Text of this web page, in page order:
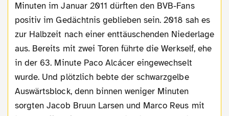
Minuten im Januar 2011 dürften den BVB-Fans
positiv im Gedächtnis geblieben sein. 2018 sah es
zur Halbzeit nach einer enttäuschenden Niederlage
aus. Bereits mit zwei Toren führte die Werkself, ehe
in der 63. Minute Paco Alcácer eingewechselt
wurde. Und plötzlich bebte der schwarzgelbe
Auswärtsblock, denn binnen weniger Minuten
sorgten Jacob Bruun Larsen und Marco Reus mit